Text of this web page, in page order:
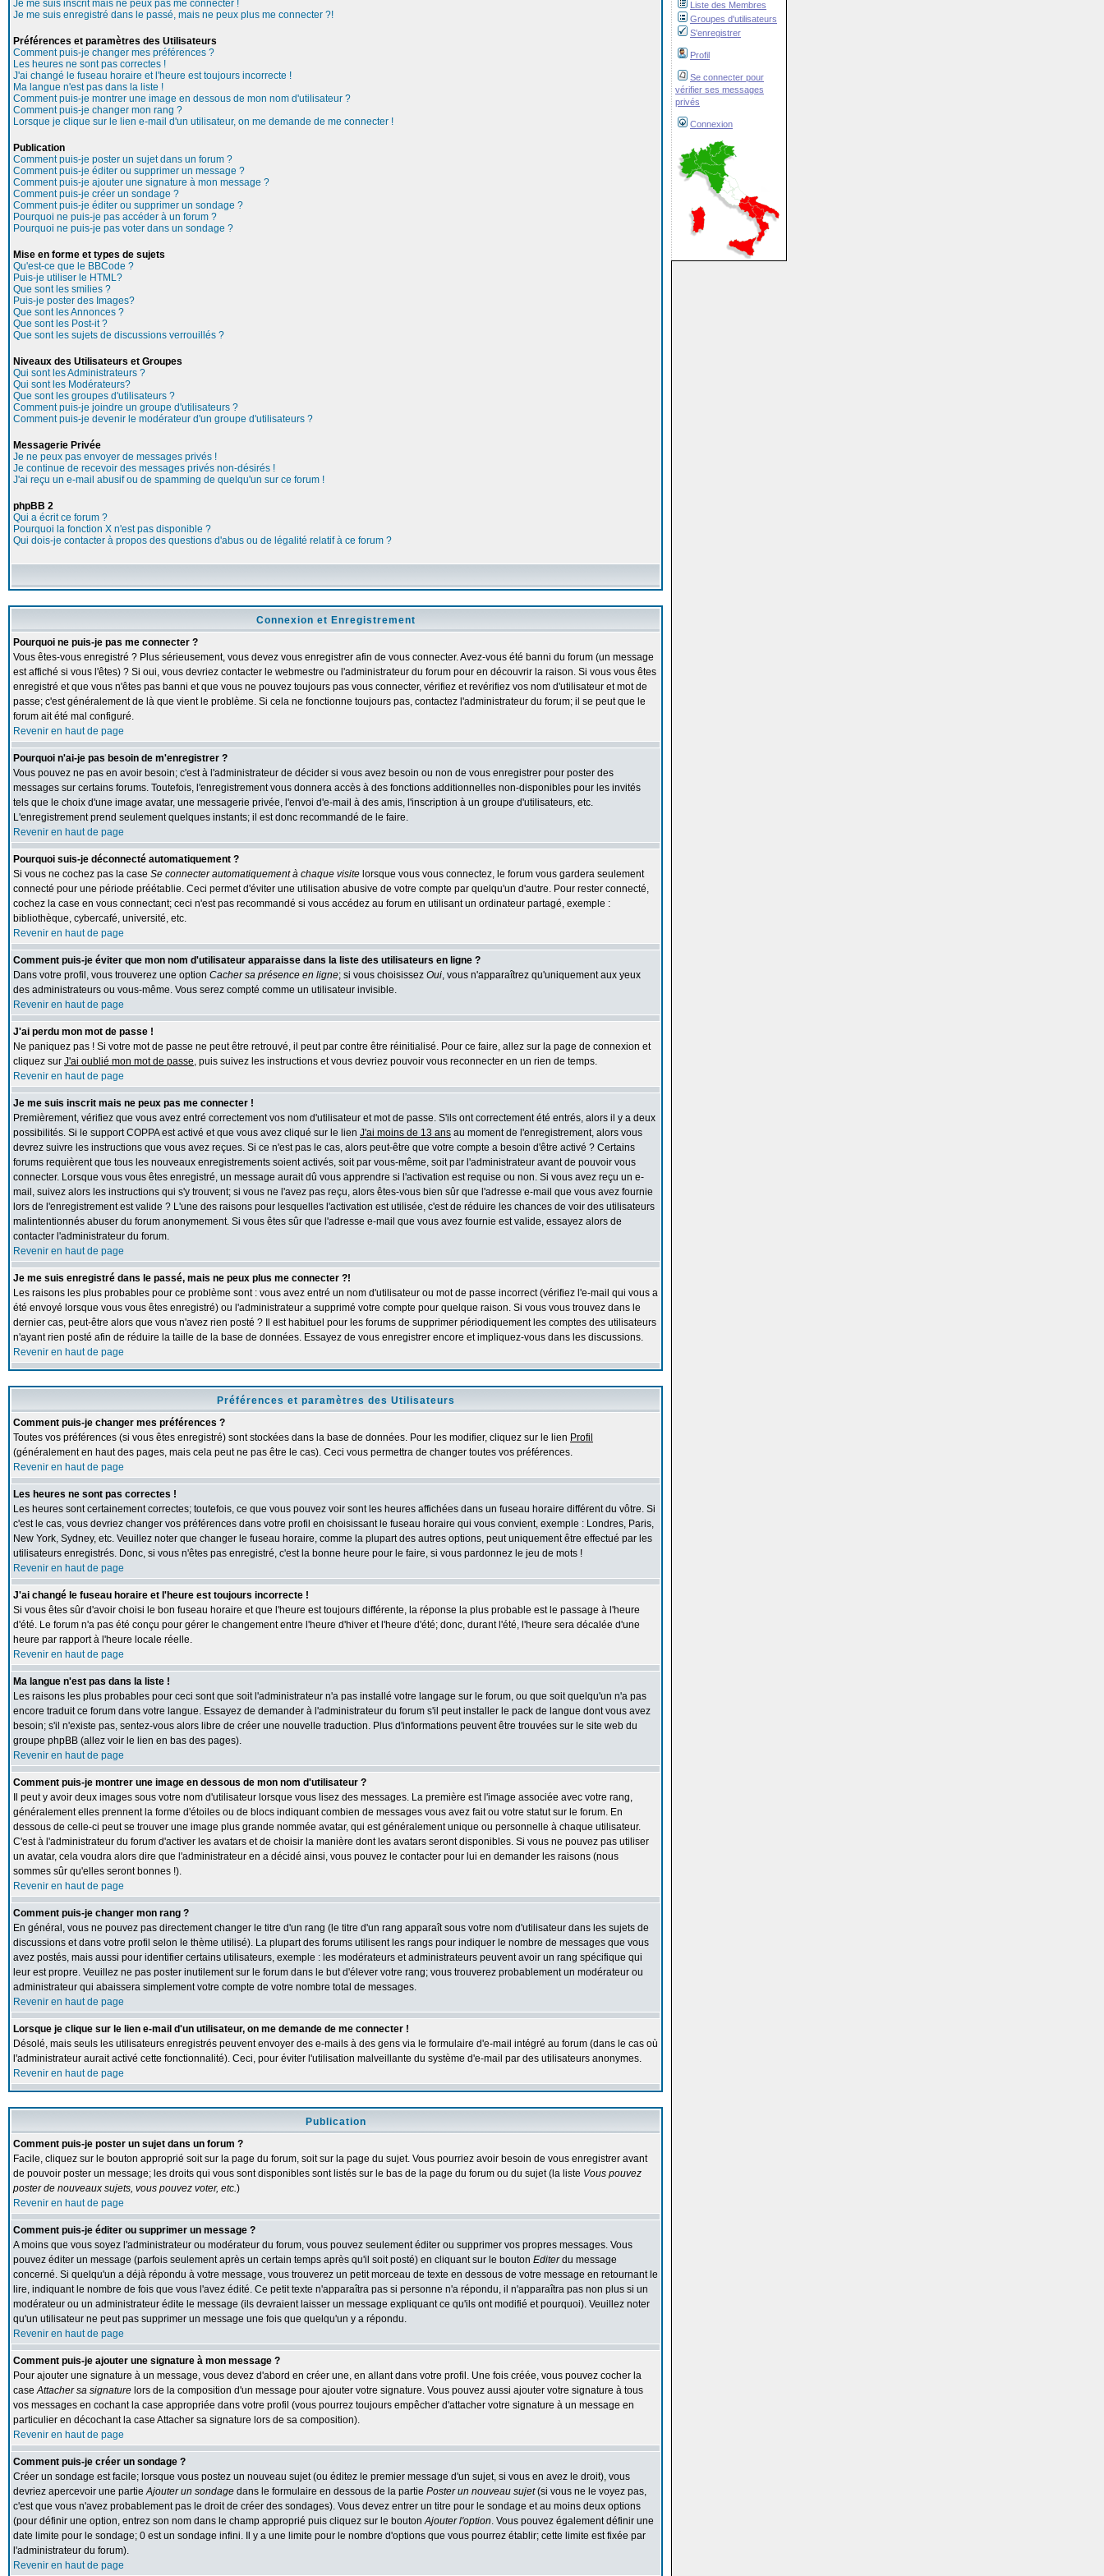
Liste des Membres
Groupes d'utilisateurs
S'enregistrer
Profil
Se connecter pour
vérifier ses messages
privés
Connexion
Je me suis inscrit mais ne peux pas me connecter !
Je me suis enregistré dans le passé, mais ne peux plus me connecter ?!
Préférences et paramètres des Utilisateurs
Comment puis-je changer mes préférences ?
Les heures ne sont pas correctes !
J'ai changé le fuseau horaire et l'heure est toujours incorrecte !
Ma langue n'est pas dans la liste !
Comment puis-je montrer une image en dessous de mon nom d'utilisateur ?
Comment puis-je changer mon rang ?
Lorsque je clique sur le lien e-mail d'un utilisateur, on me demande de me connecter !
Publication
Comment puis-je poster un sujet dans un forum ?
Comment puis-je éditer ou supprimer un message ?
Comment puis-je ajouter une signature à mon message ?
Comment puis-je créer un sondage ?
Comment puis-je éditer ou supprimer un sondage ?
Pourquoi ne puis-je pas accéder à un forum ?
Pourquoi ne puis-je pas voter dans un sondage ?
Mise en forme et types de sujets
Qu'est-ce que le BBCode ?
Puis-je utiliser le HTML?
Que sont les smilies ?
Puis-je poster des Images?
Que sont les Annonces ?
Que sont les Post-it ?
Que sont les sujets de discussions verrouillés ?
Niveaux des Utilisateurs et Groupes
Qui sont les Administrateurs ?
Qui sont les Modérateurs?
Que sont les groupes d'utilisateurs ?
Comment puis-je joindre un groupe d'utilisateurs ?
Comment puis-je devenir le modérateur d'un groupe d'utilisateurs ?
Messagerie Privée
Je ne peux pas envoyer de messages privés !
Je continue de recevoir des messages privés non-désirés !
J'ai reçu un e-mail abusif ou de spamming de quelqu'un sur ce forum !
phpBB 2
Qui a écrit ce forum ?
Pourquoi la fonction X n'est pas disponible ?
Qui dois-je contacter à propos des questions d'abus ou de légalité relatif à ce forum ?
Connexion et Enregistrement
Pourquoi ne puis-je pas me connecter ?
Vous êtes-vous enregistré ? Plus sérieusement, vous devez vous enregistrer afin de vous connecter. Avez-vous été banni du forum (un message
est affiché si vous l'êtes) ? Si oui, vous devriez contacter le webmestre ou l'administrateur du forum pour en découvrir la raison. Si vous vous êtes
enregistré et que vous n'êtes pas banni et que vous ne pouvez toujours pas vous connecter, vérifiez et revérifiez vos nom d'utilisateur et mot de
passe; c'est généralement de là que vient le problème. Si cela ne fonctionne toujours pas, contactez l'administrateur du forum; il se peut que le
forum ait été mal configuré.
Revenir en haut de page
Pourquoi n'ai-je pas besoin de m'enregistrer ?
Vous pouvez ne pas en avoir besoin; c'est à l'administrateur de décider si vous avez besoin ou non de vous enregistrer pour poster des
messages sur certains forums. Toutefois, l'enregistrement vous donnera accès à des fonctions additionnelles non-disponibles pour les invités
tels que le choix d'une image avatar, une messagerie privée, l'envoi d'e-mail à des amis, l'inscription à un groupe d'utilisateurs, etc.
L'enregistrement prend seulement quelques instants; il est donc recommandé de le faire.
Revenir en haut de page
Pourquoi suis-je déconnecté automatiquement ?
Si vous ne cochez pas la case Se connecter automatiquement à chaque visite lorsque vous vous connectez, le forum vous gardera seulement
connecté pour une période préétablie. Ceci permet d'éviter une utilisation abusive de votre compte par quelqu'un d'autre. Pour rester connecté,
cochez la case en vous connectant; ceci n'est pas recommandé si vous accédez au forum en utilisant un ordinateur partagé, exemple :
bibliothèque, cybercafé, université, etc.
Revenir en haut de page
Comment puis-je éviter que mon nom d'utilisateur apparaisse dans la liste des utilisateurs en ligne ?
Dans votre profil, vous trouverez une option Cacher sa présence en ligne; si vous choisissez Oui, vous n'apparaîtrez qu'uniquement aux yeux
des administrateurs ou vous-même. Vous serez compté comme un utilisateur invisible.
Revenir en haut de page
J'ai perdu mon mot de passe !
Ne paniquez pas ! Si votre mot de passe ne peut être retrouvé, il peut par contre être réinitialisé. Pour ce faire, allez sur la page de connexion et
cliquez sur J'ai oublié mon mot de passe, puis suivez les instructions et vous devriez pouvoir vous reconnecter en un rien de temps.
Revenir en haut de page
Je me suis inscrit mais ne peux pas me connecter !
Premièrement, vérifiez que vous avez entré correctement vos nom d'utilisateur et mot de passe. S'ils ont correctement été entrés, alors il y a deux
possibilités. Si le support COPPA est activé et que vous avez cliqué sur le lien J'ai moins de 13 ans au moment de l'enregistrement, alors vous
devrez suivre les instructions que vous avez reçues. Si ce n'est pas le cas, alors peut-être que votre compte a besoin d'être activé ? Certains
forums requièrent que tous les nouveaux enregistrements soient activés, soit par vous-même, soit par l'administrateur avant de pouvoir vous
connecter. Lorsque vous vous êtes enregistré, un message aurait dû vous apprendre si l'activation est requise ou non. Si vous avez reçu un e-
mail, suivez alors les instructions qui s'y trouvent; si vous ne l'avez pas reçu, alors êtes-vous bien sûr que l'adresse e-mail que vous avez fournie
lors de l'enregistrement est valide ? L'une des raisons pour lesquelles l'activation est utilisée, c'est de réduire les chances de voir des utilisateurs
malintentionnés abuser du forum anonymement. Si vous êtes sûr que l'adresse e-mail que vous avez fournie est valide, essayez alors de
contacter l'administrateur du forum.
Revenir en haut de page
Je me suis enregistré dans le passé, mais ne peux plus me connecter ?!
Les raisons les plus probables pour ce problème sont : vous avez entré un nom d'utilisateur ou mot de passe incorrect (vérifiez l'e-mail qui vous a
été envoyé lorsque vous vous êtes enregistré) ou l'administrateur a supprimé votre compte pour quelque raison. Si vous vous trouvez dans le
dernier cas, peut-être alors que vous n'avez rien posté ? Il est habituel pour les forums de supprimer périodiquement les comptes des utilisateurs
n'ayant rien posté afin de réduire la taille de la base de données. Essayez de vous enregistrer encore et impliquez-vous dans les discussions.
Revenir en haut de page
Préférences et paramètres des Utilisateurs
Comment puis-je changer mes préférences ?
Toutes vos préférences (si vous êtes enregistré) sont stockées dans la base de données. Pour les modifier, cliquez sur le lien Profil
(généralement en haut des pages, mais cela peut ne pas être le cas). Ceci vous permettra de changer toutes vos préférences.
Revenir en haut de page
Les heures ne sont pas correctes !
Les heures sont certainement correctes; toutefois, ce que vous pouvez voir sont les heures affichées dans un fuseau horaire différent du vôtre. Si
c'est le cas, vous devriez changer vos préférences dans votre profil en choisissant le fuseau horaire qui vous convient, exemple : Londres, Paris,
New York, Sydney, etc. Veuillez noter que changer le fuseau horaire, comme la plupart des autres options, peut uniquement être effectué par les
utilisateurs enregistrés. Donc, si vous n'êtes pas enregistré, c'est la bonne heure pour le faire, si vous pardonnez le jeu de mots !
Revenir en haut de page
J'ai changé le fuseau horaire et l'heure est toujours incorrecte !
Si vous êtes sûr d'avoir choisi le bon fuseau horaire et que l'heure est toujours différente, la réponse la plus probable est le passage à l'heure
d'été. Le forum n'a pas été conçu pour gérer le changement entre l'heure d'hiver et l'heure d'été; donc, durant l'été, l'heure sera décalée d'une
heure par rapport à l'heure locale réelle.
Revenir en haut de page
Ma langue n'est pas dans la liste !
Les raisons les plus probables pour ceci sont que soit l'administrateur n'a pas installé votre langage sur le forum, ou que soit quelqu'un n'a pas
encore traduit ce forum dans votre langue. Essayez de demander à l'administrateur du forum s'il peut installer le pack de langue dont vous avez
besoin; s'il n'existe pas, sentez-vous alors libre de créer une nouvelle traduction. Plus d'informations peuvent être trouvées sur le site web du
groupe phpBB (allez voir le lien en bas des pages).
Revenir en haut de page
Comment puis-je montrer une image en dessous de mon nom d'utilisateur ?
Il peut y avoir deux images sous votre nom d'utilisateur lorsque vous lisez des messages. La première est l'image associée avec votre rang,
généralement elles prennent la forme d'étoiles ou de blocs indiquant combien de messages vous avez fait ou votre statut sur le forum. En
dessous de celle-ci peut se trouver une image plus grande nommée avatar, qui est généralement unique ou personnelle à chaque utilisateur.
C'est à l'administrateur du forum d'activer les avatars et de choisir la manière dont les avatars seront disponibles. Si vous ne pouvez pas utiliser
un avatar, cela voudra alors dire que l'administrateur en a décidé ainsi, vous pouvez le contacter pour lui en demander les raisons (nous
sommes sûr qu'elles seront bonnes !).
Revenir en haut de page
Comment puis-je changer mon rang ?
En général, vous ne pouvez pas directement changer le titre d'un rang (le titre d'un rang apparaît sous votre nom d'utilisateur dans les sujets de
discussions et dans votre profil selon le thème utilisé). La plupart des forums utilisent les rangs pour indiquer le nombre de messages que vous
avez postés, mais aussi pour identifier certains utilisateurs, exemple : les modérateurs et administrateurs peuvent avoir un rang spécifique qui
leur est propre. Veuillez ne pas poster inutilement sur le forum dans le but d'élever votre rang; vous trouverez probablement un modérateur ou
administrateur qui abaissera simplement votre compte de votre nombre total de messages.
Revenir en haut de page
Lorsque je clique sur le lien e-mail d'un utilisateur, on me demande de me connecter !
Désolé, mais seuls les utilisateurs enregistrés peuvent envoyer des e-mails à des gens via le formulaire d'e-mail intégré au forum (dans le cas où
l'administrateur aurait activé cette fonctionnalité). Ceci, pour éviter l'utilisation malveillante du système d'e-mail par des utilisateurs anonymes.
Revenir en haut de page
Publication
Comment puis-je poster un sujet dans un forum ?
Facile, cliquez sur le bouton approprié soit sur la page du forum, soit sur la page du sujet. Vous pourriez avoir besoin de vous enregistrer avant
de pouvoir poster un message; les droits qui vous sont disponibles sont listés sur le bas de la page du forum ou du sujet (la liste Vous pouvez
poster de nouveaux sujets, vous pouvez voter, etc.)
Revenir en haut de page
Comment puis-je éditer ou supprimer un message ?
A moins que vous soyez l'administrateur ou modérateur du forum, vous pouvez seulement éditer ou supprimer vos propres messages. Vous
pouvez éditer un message (parfois seulement après un certain temps après qu'il soit posté) en cliquant sur le bouton Editerdu message
concerné. Si quelqu'un a déjà répondu à votre message, vous trouverez un petit morceau de texte en dessous de votre message en retournant le
lire, indiquant le nombre de fois que vous l'avez édité. Ce petit texte n'apparaîtra pas si personne n'a répondu, il n'apparaîtra pas non plus si un
modérateur ou un administrateur édite le message (ils devraient laisser un message expliquant ce qu'ils ont modifié et pourquoi). Veuillez noter
qu'un utilisateur ne peut pas supprimer un message une fois que quelqu'un y a répondu.
Revenir en haut de page
Comment puis-je ajouter une signature à mon message ?
Pour ajouter une signature à un message, vous devez d'abord en créer une, en allant dans votre profil. Une fois créée, vous pouvez cocher la
caseAttacher sa signature lors de la composition d'un message pour ajouter votre signature. Vous pouvez aussi ajouter votre signature à tous
vos messages en cochant la case appropriée dans votre profil (vous pourrez toujours empêcher d'attacher votre signature à un message en
particulier en décochant la case Attacher sa signature lors de sa composition).
Revenir en haut de page
Comment puis-je créer un sondage ?
Créer un sondage est facile; lorsque vous postez un nouveau sujet (ou éditez le premier message d'un sujet, si vous en avez le droit), vous
devriez apercevoir une partieAjouter un sondage dans le formulaire en dessous de la partie Poster un nouveau sujet(si vous ne le voyez pas,
c'est que vous n'avez probablement pas le droit de créer des sondages). Vous devez entrer un titre pour le sondage et au moins deux options
(pour définir une option, entrez son nom dans le champ approprié puis cliquez sur le boutonAjouter l'option. Vous pouvez également définir une
date limite pour le sondage; 0 est un sondage infini. Il y a une limite pour le nombre d'options que vous pourrez établir; cette limite est fixée par
l'administrateur du forum).
Revenir en haut de page